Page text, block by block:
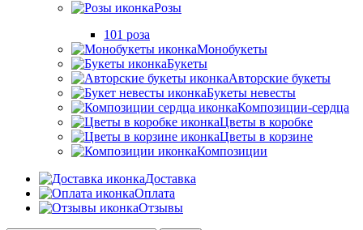
Розы
101 роза
Монобукеты
Букеты
Авторские букеты
Букеты невесты
Композиции-сердца
Цветы в коробке
Цветы в корзине
Композиции
Доставка
Оплата
Отзывы